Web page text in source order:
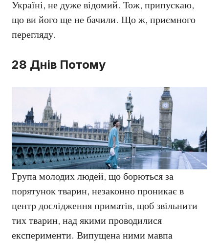
Україні, не дуже відомий. Тож, припускаю,
що ви його ще не бачили. Що ж, приємного
перегляду.
28 Днів Потому
Група молодих людей, що борються за
порятунок тварин, незаконно проникає в
центр дослідження приматів, щоб звільнити
тих тварин, над якими проводилися
експерименти. Випущена ними мавпа